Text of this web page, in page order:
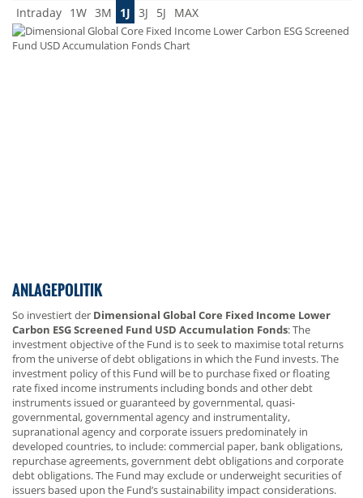
Intraday 1W 3M 1J 3J 5J MAX
ANLAGEPOLITIK
So investiert der Dimensional Global Core Fixed Income Lower
Carbon ESG Screened Fund USD Accumulation Fonds: The
investment objective of the Fund is to seek to maximise total returns
from the universe of debt obligations in which the Fund invests. The
investment policy of this Fund will be to purchase fixed or floating
rate fixed income instruments including bonds and other debt
instruments issued or guaranteed by governmental, quasi-
governmental, governmental agency and instrumentality,
supranational agency and corporate issuers predominately in
developed countries, to include: commercial paper, bank obligations,
repurchase agreements, government debt obligations and corporate
debt obligations. The Fund may exclude or underweight securities of
issuers based upon the Fund’s sustainability impact considerations.